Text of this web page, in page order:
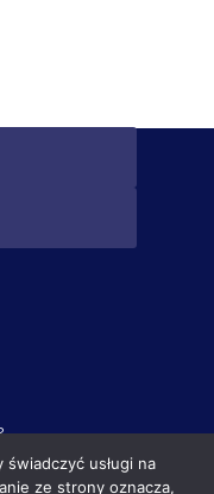
usługi na
ze strony oznacza,